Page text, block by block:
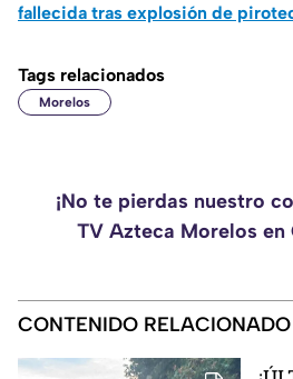
fallecida tras explosión de
Tags relacionados
Morelos
¡No te pierdas nuestro
TV Azteca Morelos en
CONTENIDO RELACIONADO